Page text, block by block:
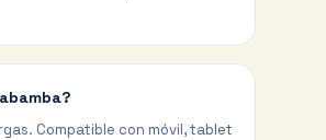
Compatible con móvil, tablet